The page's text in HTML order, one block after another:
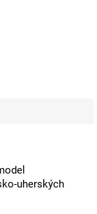
uherských